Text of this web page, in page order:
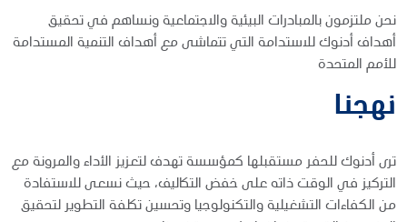
نحن ملتزمون بالمبادرات البيئية والاجتماعية ونساهم في تحقيق
أهداف أدنوك للاستدامة التي تتماشى مع أهداف التنمية المستدامة
للأمم المتحدة
نهجنا
ترى أدنوك للحفر مستقبلها كمؤسسة تهدف لتعزيز الأداء والمرونة مع
التركيز في الوقت ذاته على خفض التكاليف، حيث نسعى للاستفادة
من الكفاءات التشغيلية والتكنولوجيا وتحسين تكلفة التطوير لتحقيق